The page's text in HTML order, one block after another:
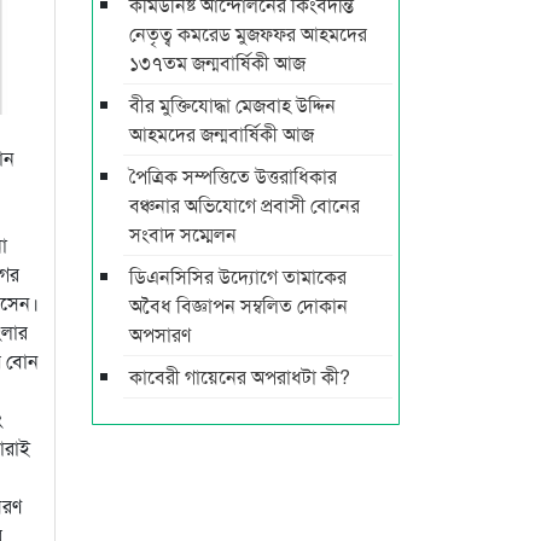
বোন
নেতৃত্ব কমরেড মুজফ্ফর আহমদের
১৩৭তম জন্মবার্ষিকী আজ
বীর মুক্তিযোদ্ধা মেজবাহ উদ্দিন
আহমদের জন্মবার্ষিকী আজ
পৈত্রিক সম্পত্তিতে উত্তরাধিকার
বঞ্চনার অভিযোগে প্রবাসী বোনের
সংবাদ সম্মেলন
ডিএনসিসির উদ্যোগে তামাকের
অবৈধ বিজ্ঞাপন সম্বলিত দোকান
অপসারণ
কাবেরী গায়েনের অপরাধটা কী?